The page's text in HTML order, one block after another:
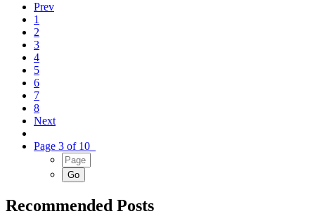
Prev
1
2
3
4
5
6
7
8
Next
Page 3 of 10
Recommended Posts